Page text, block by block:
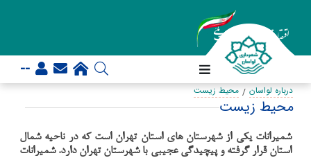
--
درباره لواسان محیط زیست
محیط زیست
شميرانات يكی از شهرستان های استان تهران است که در ناحیه شمال
استان قرار گرفته و پیچیدگی عجیبی با شهرستان تهران دارد. شميرانات